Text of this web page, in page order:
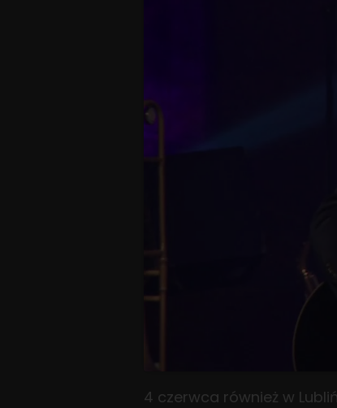
4 czerwca również w